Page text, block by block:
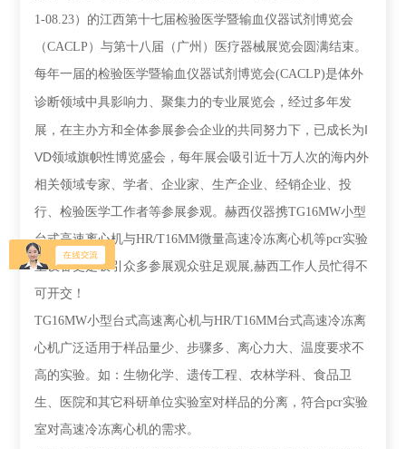
1-08.23） 的江西第十七届检验医学暨输血仪器试剂博览会
（CACLP ）与第十八届（广州）医疗器械展览会 圆满结束。
每年一届的检验医学暨输血仪器试剂博览会(CACLP)是体外
诊断领域中具影响力、聚集力的专业展览会，经过多年发
展，在主办方和全体参展参会企业的共同努力下，已成长为I
VD领域旗帜性博览盛会 ，每年展会吸引近十万人次的海内外
相关领域专家、学者、企业家、生产企业、经销企业、投
行、检验医学工作者等参展参观。赫西仪器携TG16MW小型
台式高速离心机与HR/T16MM微量高速冷冻离心机等pcr实验
室设备更是吸引众多参展观众驻足观展,赫西工作人员忙得不
可开交！
TG16MW小型台式高速离心机与HR/T16MM台式高速冷冻离
心机广泛适用于样品量少、步骤多、离心力大、温度要求不
高的实验。如：生物化学、遗传工程、农林学科、食品卫
生、医院和其它科研单位实验室对样品的分离 ，符合pcr实验
室对高速冷冻离心机的需求。